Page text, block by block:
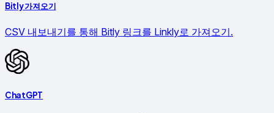
Bitly 가져오기
CSV 내보내기를 통해 Bitly 링크를 Linkly로 가져오기.
ChatGPT